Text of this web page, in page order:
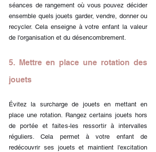
séances de rangement où vous pouvez décider
ensemble quels jouets garder, vendre, donner ou
recycler. Cela enseigne à votre enfant la valeur
de l'organisation et du désencombrement.
5. Mettre en place une rotation des
jouets
Évitez la surcharge de jouets en mettant en
place une rotation. Rangez certains jouets hors
de portée et faites-les ressortir à intervalles
réguliers. Cela permet à votre enfant de
redécouvrir ses jouets et maintient l'excitation